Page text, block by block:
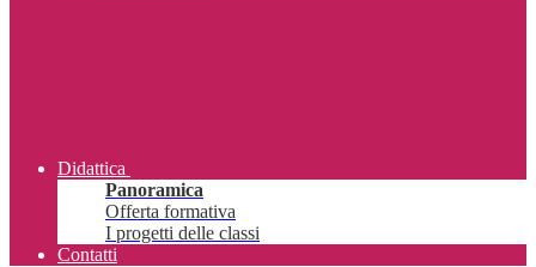
Didattica
Panoramica
Offerta formativa
I progetti delle classi
Contatti